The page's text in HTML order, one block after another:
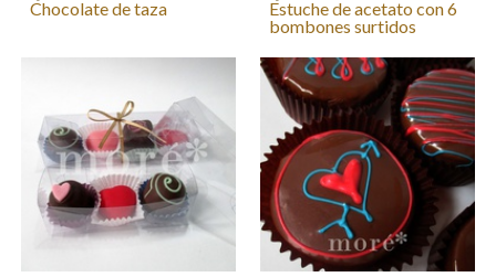
Chocolate de taza
Estuche de acetato con 6
bombones surtidos